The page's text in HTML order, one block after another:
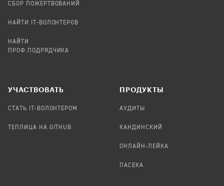
СБОР ПОЖЕРТВОВАНИЙ
НАЙТИ IT-ВОЛОНТЕРОВ
НАЙТИ
ПРОФ.ПОДРЯДЧИКА
УЧАСТВОВАТЬ
СТАТЬ IT-ВОЛОНТЕРОМ
ТЕПЛИЦА НА GITHUB
ПРОДУКТЫ
АУДИТЫ
КАНДИНСКИЙ
ОНЛАЙН-ЛЕЙКА
ПАСЕКА